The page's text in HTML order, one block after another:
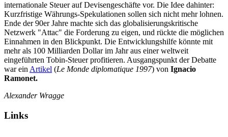
internationale Steuer auf Devisengeschäfte vor. Die Idee dahinter:
Kurzfristige Währungs-Spekulationen sollen sich nicht mehr lohnen.
Ende der 90er Jahre machte sich das globalisierungskritische
Netzwerk "Attac" die Forderung zu eigen, und rückte die möglichen
Einnahmen in den Blickpunkt. Die Entwicklungshilfe könnte mit
mehr als 100 Milliarden Dollar im Jahr aus einer weltweit
eingeführten Tobin-Steuer profitieren. Ausgangspunkt der Debatte
war ein Artikel (Le Monde diplomatique 1997) von Ignacio
Ramonet.
Alexander Wragge
Links